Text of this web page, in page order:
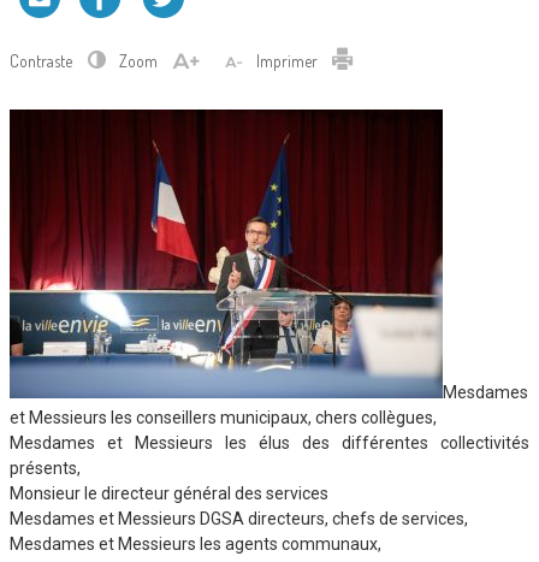
Contraste Zoom Imprimer
Mesdames
et Messieurs les conseillers municipaux, chers collègues,
Mesdames et Messieurs les élus des différentes collectivités
présents,
Monsieur le directeur général des services
Mesdames et Messieurs DGSA directeurs, chefs de services,
Mesdames et Messieurs les agents communaux,